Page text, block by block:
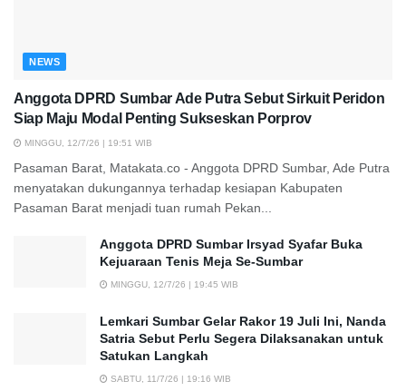
NEWS
Anggota DPRD Sumbar Ade Putra Sebut Sirkuit Peridon
Siap Maju Modal Penting Sukseskan Porprov
MINGGU, 12/7/26 | 19:51 WIB
Pasaman Barat, Matakata.co - Anggota DPRD Sumbar, Ade Putra
menyatakan dukungannya terhadap kesiapan Kabupaten
Pasaman Barat menjadi tuan rumah Pekan...
Anggota DPRD Sumbar Irsyad Syafar Buka
Kejuaraan Tenis Meja Se-Sumbar
MINGGU, 12/7/26 | 19:45 WIB
Lemkari Sumbar Gelar Rakor 19 Juli Ini, Nanda
Satria Sebut Perlu Segera Dilaksanakan untuk
Satukan Langkah
SABTU, 11/7/26 | 19:16 WIB